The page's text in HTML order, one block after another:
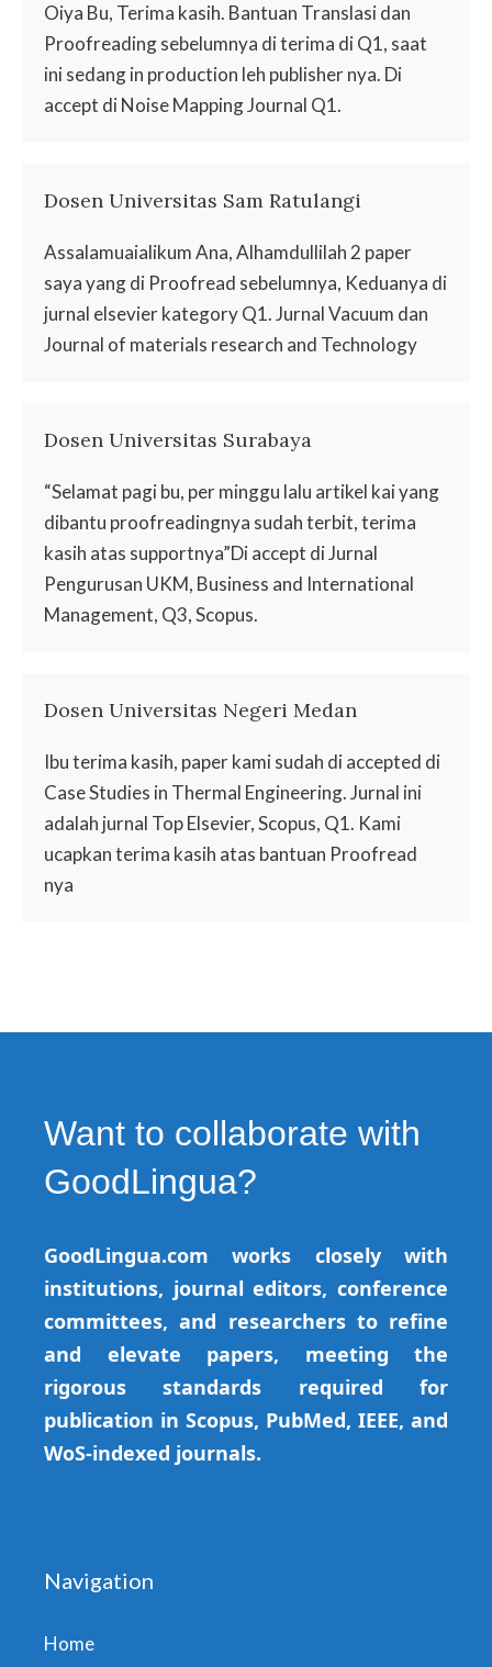
Oiya Bu, Terima kasih. Bantuan Translasi dan
Proofreading sebelumnya di terima di Q1, saat
ini sedang in production leh publisher nya. Di
accept di Noise Mapping Journal Q1.
Dosen Universitas Sam Ratulangi
Assalamuaialikum Ana, Alhamdullilah 2 paper
saya yang di Proofread sebelumnya, Keduanya di
jurnal elsevier kategory Q1. Jurnal Vacuum dan
Journal of materials research and Technology
Dosen Universitas Surabaya
“Selamat pagi bu, per minggu lalu artikel kai yang
dibantu proofreadingnya sudah terbit, terima
kasih atas supportnya”Di accept di Jurnal
Pengurusan UKM, Business and International
Management, Q3, Scopus.
Dosen Universitas Negeri Medan
Ibu terima kasih, paper kami sudah di accepted di
Case Studies in Thermal Engineering. Jurnal ini
adalah jurnal Top Elsevier, Scopus, Q1. Kami
ucapkan terima kasih atas bantuan Proofread
nya
Want to collaborate with
GoodLingua?
GoodLingua.com works closely with
institutions, journal editors, conference
committees, and researchers to refine
and elevate papers, meeting the
rigorous standards required for
publication in Scopus, PubMed, IEEE, and
WoS-indexed journals.
Navigation
Home